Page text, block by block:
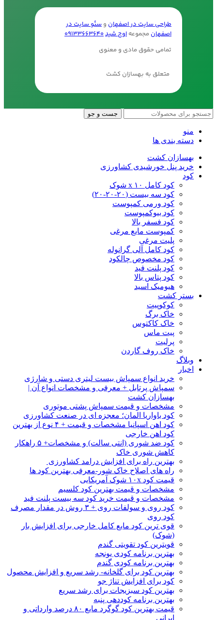
طراحی سایت در اصفهان و سئو سایت در
اصفهان مجموعه اوج شید09133663640
تمامی حقوق مادی و معنوی
متعلق به بهسازان کشت
جست و جو
منو
دسته بندی ها
بهسازان کشت
خرید پنل خورشیدی کشاورزی
کود
کود کامل ۱۰ x شوک
کود سه بیست (۲۰-۲۰-۲۰)
کود ورمی کمپوست
کود بیوکمپوست
کود فسفر بالا
کمپوست مایع مرغی
پلیت مرغی
کود کامل آلی گرانوله
کود مخصوص چالکود
کود پلنت فید
کود پتاس بالا
هیومیک اسید
بستر کشت
کوکوپیت
خاک برگ
خاک کاکتوس
پیت ماس
پرلیت
خاک روف گاردن
وبلاگ
اخبار
خرید انواع سمپاش بیست لیتری دستی و شارژی
سمپاش پرتابل + معرفی و مشخصات انواع آن |
بهسازان کشت
مشخصات و قیمت سمپاش پشتی موتوری
کود باواریا المان؛ معجزه ای در صنعت کشاورزی
کود اهن اسپانیا مشخصات و قیمت + ۴ نوع از بهترین
کود اهن خارجی
کود ضد شوری (انتی سالت) و مشخصات+ ۵ راهکار
کاهش شوری خاک
بهترین راه برای افزایش درامد کشاورزی
راه های اصلاح خاک شور-معرفی بهترین کود ها
قیمت کود ۱۰x شوک آمریکایی
مشخصات و قیمت بهترین کود کلسیم
مشخصات و قیمت خرید کود سه بیست پلنت فید
کود روی و سولفات روی + ۳ روش در مقدار مصرف
کود روی
قوی ترین کود مایع کامل خارجی برای افزایش بار
(شوک)
قویترین کود تقویتی گندم
بهترین برنامه کودی یونجه
بهترین برنامه کودی گندم
بهترین کود برای گلخانه- رشد سریع و افزایش محصول
کود برای افزایش تناژ جو
بهترین کود سبزیجات برای رشد سریع
بهترین برنامه کوددهی پنبه
قیمت بهترین کود گوگرد مایع ۸۰ درصد وارداتی و
ایرانی